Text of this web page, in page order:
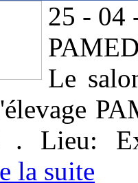
25 - 04
Le
Lieu:
la suite